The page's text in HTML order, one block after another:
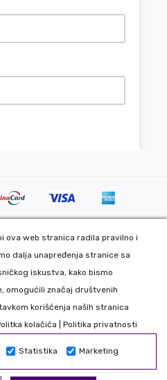
ova web stranica radila pravilno i
dalja unapređenja stranice sa
iskustva, kako bismo
omogućili značaj društvenih
korišćenja naših stranica
kolačića Politika privatnosti
Statistika Marketing
DOO. All Rights Reserved. Web
Global Webmasters -
iSEObywww.wbsdigital.com